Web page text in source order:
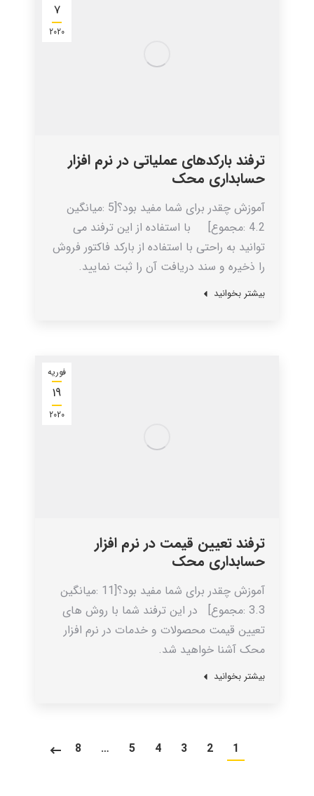
7
2020
ترفند بارکدهای عملیاتی در نرم افزار
حسابداری محک
آموزش چقدر برای شما مفید بود؟[5 :میانگین
4.2 :مجموع] با استفاده از این ترفند می
توانید به راحتی با استفاده از بارکد فاکتور فروش
را ذخیره و سند دریافت آن را ثبت نمایید.
بیشتر بخوانید
فوریه
19
2020
ترفند تعیین قیمت در نرم افزار
حسابداری محک
آموزش چقدر برای شما مفید بود؟[11 :میانگین
3.3 :مجموع] در این ترفند شما با روش های
تعیین قیمت محصولات و خدمات در نرم افزار
محک آشنا خواهید شد.
بیشتر بخوانید
1
2
3
4
5
…
8